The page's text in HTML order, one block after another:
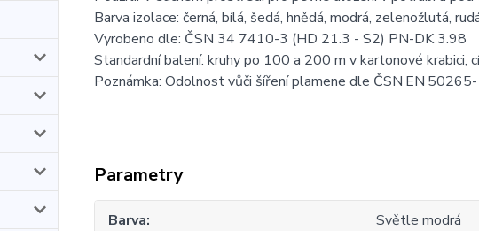
Barva izolace: černá, bílá, šedá, hnědá, modrá, zelenožlutá,
Vyrobeno dle: ČSN 34 7410-3 (HD 21.3 - S2) PN-DK 3.98
Standardní balení: kruhy po 100 a 200 m v kartonové krabici,
Poznámka: Odolnost vůči šíření plamene dle ČSN EN
Parametry
Barva Světle modrá